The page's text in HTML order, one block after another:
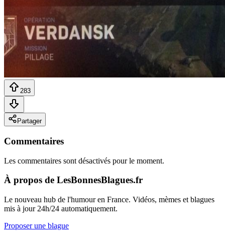
283
Partager
Commentaires
Les commentaires sont désactivés pour le moment.
À propos de LesBonnesBlagues.fr
Le nouveau hub de l'humour en France. Vidéos, mèmes et blagues
mis à jour 24h/24 automatiquement.
Proposer une blague